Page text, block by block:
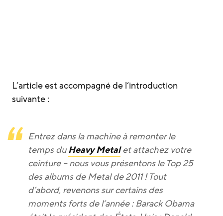
L’article est accompagné de l’introduction
suivante :
Entrez dans la machine à remonter le
temps duHeavy Metalet attachez votre
ceinture – nous vous présentons le Top 25
des albums de Metal de 2011 ! Tout
d’abord, revenons sur certains des
moments forts de l’année : Barack Obama